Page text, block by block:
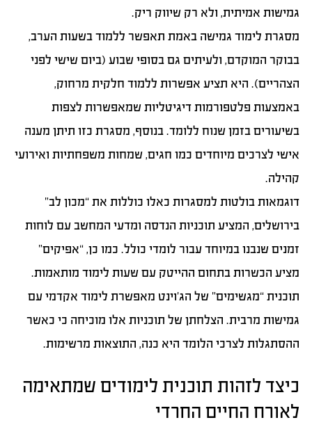
גמישות אמיתית, ולא רק שיווק ריק.
מסגרת לימוד גמישה באמת תאפשר ללמוד בשעות הערב,
בבוקר המוקדם, ולעיתים גם בסופי שבוע (ביום שישי לפני
הצהריים). היא תציע אפשרות ללמוד חלקית מרחוק,
באמצעות פלטפורמות דיגיטליות שמאפשרות לצפות
בשיעורים בזמן שנוח ללומד. בנוסף, מסגרת כזו תיתן מענה
אישי לצרכים מיוחדים כמו חגים, שמחות משפחתיות ואירועי
קהילה.
דוגמאות בולטות למסגרות כאלו כוללות את “מכון לב”
בירושלים, המציע תוכניות הנדסה ומדעי המחשב עם לוחות
זמנים שנבנו במיוחד עבור לומדי כולל. כמו כן, “אפיקים”
מציע הכשרות בתחום ההייטק עם שעות לימוד מותאמות.
תוכנית “מגשימים” של הג’וינט מאפשרת לימוד אקדמי עם
גמישות מרבית. הצלחתן של תוכניות אלו מוכיחה כי כאשר
ההסתגלות לצרכי הלומד היא כנה, התוצאות מרשימות.
כיצד לזהות תוכנית לימודים שמתאימה
לאורח החיים החרדי